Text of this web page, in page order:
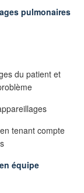
pulmonaires
du patient et
tenant compte
équipe